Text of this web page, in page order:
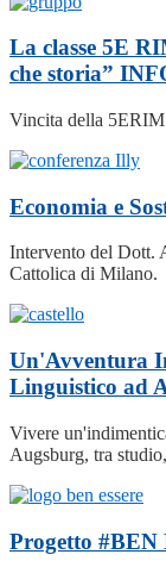
La classe 5E
che storia”
Vincita della
Economia e
Intervento del Dott.
Cattolica di Milano.
Un'Avventura
Linguistico ad
Vivere
Augsburg, tra
Progetto #BEN